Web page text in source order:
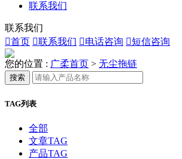
联系我们
联系我们
首页 联系我们 电话咨询 短信咨询
您的位置 : 广柔首页 > 无尘拖链
搜索
TAG列表
全部
文章TAG
产品TAG